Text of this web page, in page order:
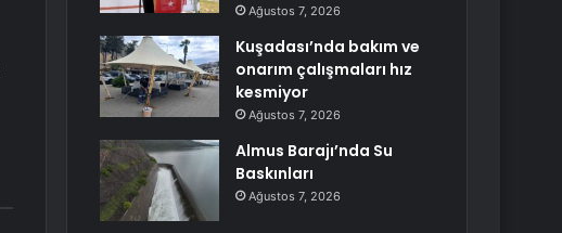
Ağustos 7, 2026
Kuşadası’nda bakım ve
onarım çalışmaları hız
kesmiyor
Ağustos 7, 2026
Almus Barajı’nda Su
Baskınları
Ağustos 7, 2026